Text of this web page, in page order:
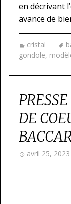
en décrivant
avance de
cristal
gondole,
DE
avril 25, 2023